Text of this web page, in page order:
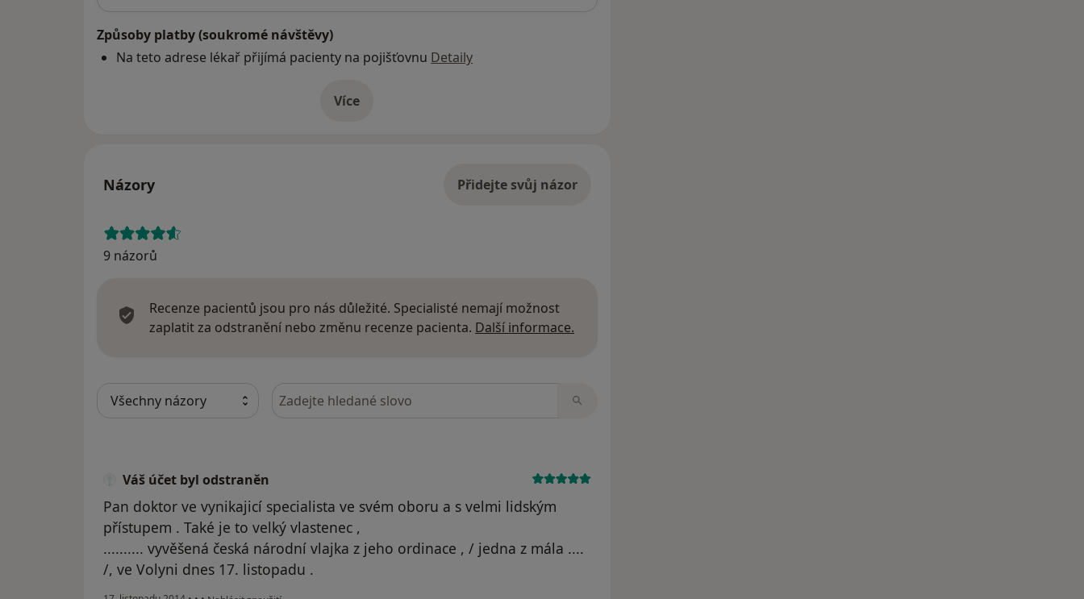
Způsoby platby (soukromé návštěvy)
Na teto adrese lékař přijímá pacienty na pojišťovnu Detaily
Víceo adrese
Názory Přidejte svůj názor
9 názorů
Recenze pacientů jsou pro nás důležité. Specialisté nemají možnost
zaplatit za odstranění nebo změnu recenze pacienta. Další informace.
Hledejte v názorech
Váš účet byl odstraněn
Pan doktor ve vynikajicí specialista ve svém oboru a s velmi lidským
přístupem . Také je to velký vlastenec ,
.......... vyvěšená česká národní vlajka z jeho ordinace , / jedna z mála ....
/, ve Volyni dnes 17. listopadu .
podle názoru uživatele Váš účet byl odstraněn